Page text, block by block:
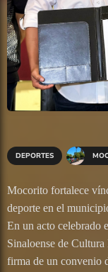
DEPORTES
Mocorito fortalece
deporte en el
En un acto celebrado
Sinaloense de
firma de un convenio